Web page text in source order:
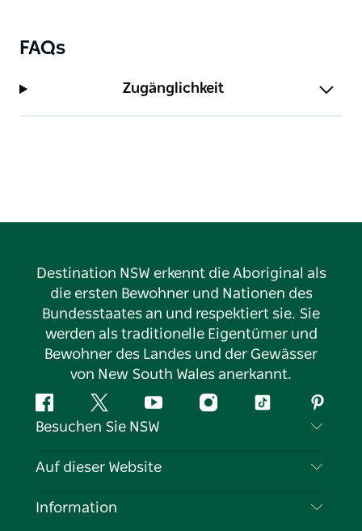
FAQs
Zugänglichkeit
Destination NSW erkennt die Aboriginal als
die ersten Bewohner und Nationen des
Bundesstaates an und respektiert sie. Sie
werden als traditionelle Eigentümer und
Bewohner des Landes und der Gewässer
von New South Wales anerkannt.
FacebookTwitter YouTubeInstagramTikTok
Besuchen Sie NSW
Kontaktieren Sie uns
Auf dieser Website
Reiseziele
Information